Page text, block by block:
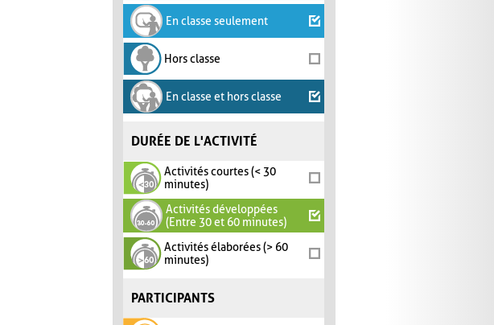
En classe seulement
Hors classe
En classe et hors classe
DURÉE DE L'ACTIVITÉ
Activités courtes (< 30
minutes)
Activités développées
(Entre 30 et 60 minutes)
Activités élaborées (> 60
minutes)
PARTICIPANTS